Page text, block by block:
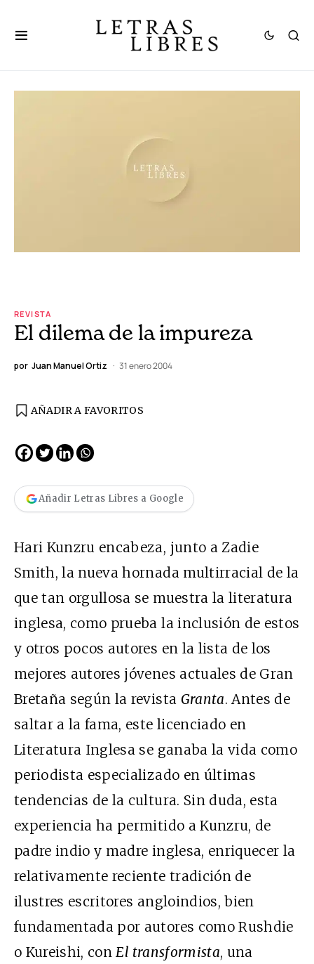
REVISTA
El dilema de la impureza
por Juan Manuel Ortiz 31 enero 2004
AÑADIR A FAVORITOS
Añadir Letras Libres a Google
Hari Kunzru encabeza, junto a Zadie
Smith, la nueva hornada multirracial de la
que tan orgullosa se muestra la literatura
inglesa, como prueba la inclusión de estos
y otros pocos autores en la lista de los
mejores autores jóvenes actuales de Gran
Bretaña según la revista Granta. Antes de
saltar a la fama, este licenciado en
Literatura Inglesa se ganaba la vida como
periodista especializado en últimas
tendencias de la cultura. Sin duda, esta
experiencia ha permitido a Kunzru, de
padre indio y madre inglesa, enriquecer la
relativamente reciente tradición de
ilustres escritores angloindios, bien
fundamentada por autores como Rushdie
o Kureishi, conEl transformista, una